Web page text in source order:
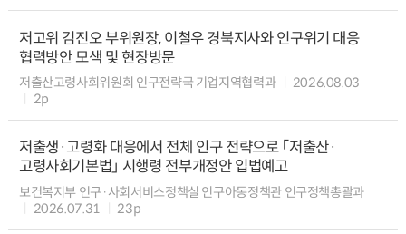
저고위 김진오 부위원장, 이철우 경북지사와 인구위기 대응
협력방안 모색 및 현장방문
저출산고령사회위원회 인구전략국 기업지역협력과
2026.08.03
2p
저출생·고령화 대응에서 전체 인구 전략으로 「저출산·
고령사회기본법」 시행령 전부개정안 입법예고
보건복지부 인구·사회서비스정책실 인구아동정책관 인구정책총괄과
2026.07.31
23p